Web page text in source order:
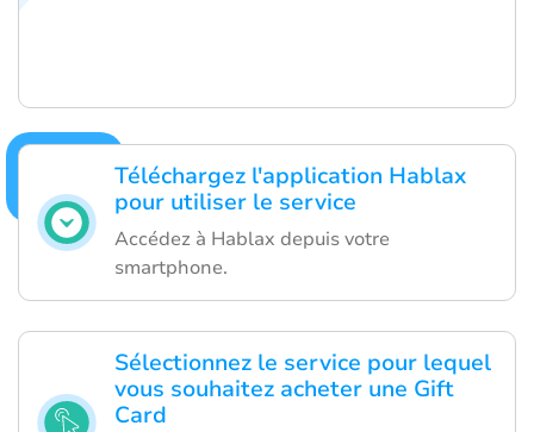
Téléchargez l'application Hablax
pour utiliser le service
Accédez à Hablax depuis votre
smartphone.
Sélectionnez le service pour lequel
vous souhaitez acheter une Gift
Card